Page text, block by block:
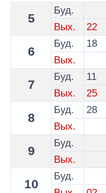
Расписание 7
5
Буд.
Вых.
22
6
Буд.
18
Вых.
7
Буд.
11
Вых.
25
8
Буд.
28
Вых.
9
Буд.
Вых.
10
Буд.